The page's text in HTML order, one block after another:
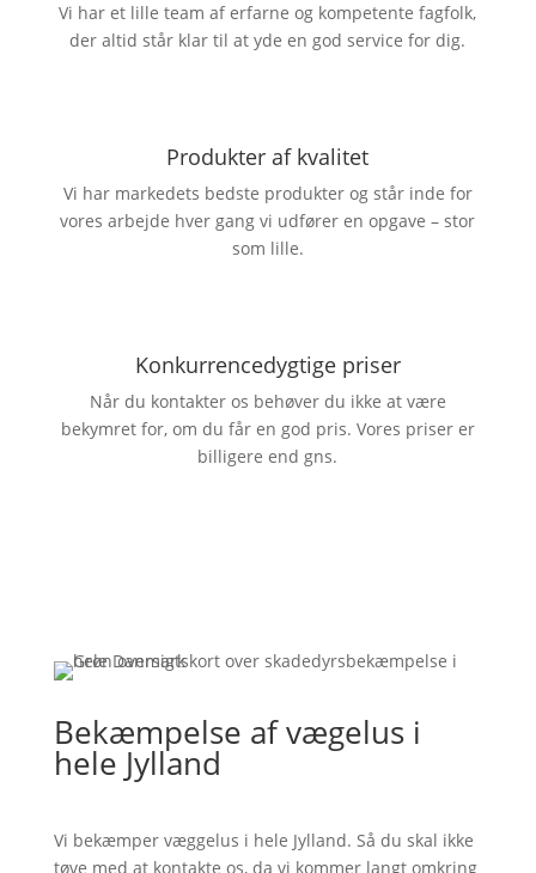
Vi har et lille team af erfarne og kompetente fagfolk,
der altid står klar til at yde en god service for dig.
Produkter af kvalitet
Vi har markedets bedste produkter og står inde for
vores arbejde hver gang vi udfører en opgave – stor
som lille.
Konkurrencedygtige priser
Når du kontakter os behøver du ikke at være
bekymret for, om du får en god pris. Vores priser er
billigere end gns.
Bekæmpelse af vægelus i
hele Jylland
Vi bekæmper væggelus i hele Jylland. Så du skal ikke
tøve med at kontakte os, da vi kommer langt omkring